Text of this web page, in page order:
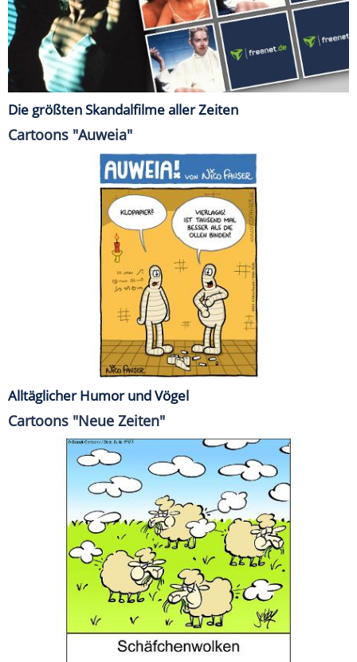
Die größten Skandalfilme aller Zeiten
Cartoons "Auweia"
Alltäglicher Humor und Vögel
Cartoons "Neue Zeiten"